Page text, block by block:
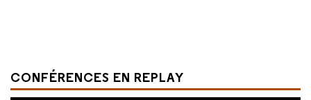
CONFÉRENCES EN REPLAY